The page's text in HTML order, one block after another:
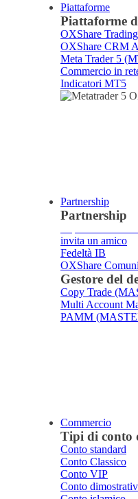
Piattaforme
Piattaforme
OXShare
OXShare CRM
Meta Trader 5
Commercio in
Indicatori MT5
Partnership
Partnership
invita un amico
Fedeltà IB
OXShare
Gestore del
Copy Trade
Multi Account
PAMM
Commercio
Tipi di conto
Conto standard
Conto Classico
Conto VIP
Conto